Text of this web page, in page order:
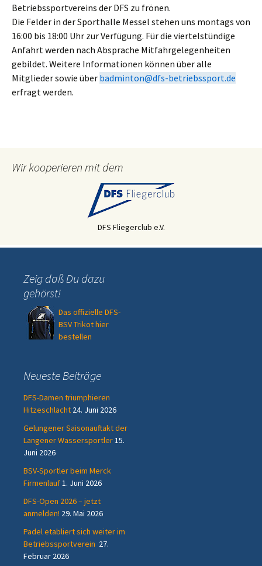
Betriebssportvereins der DFS zu frönen.
Die Felder in der Sporthalle Messel stehen uns montags von
16:00 bis 18:00 Uhr zur Verfügung. Für die viertelstündige
Anfahrt werden nach Absprache Mitfahrgelegenheiten
gebildet. Weitere Informationen können über alle
Mitglieder sowie über badminton@dfs-betriebssport.de
erfragt werden.
Wir kooperieren mit dem
DFS Fliegerclub e.V.
Zeig daß Du dazu
gehörst!
Das offizielle DFS-
BSV Trikot hier
bestellen
Neueste Beiträge
DFS-Damen triumphieren
Hitzeschlacht 24. Juni 2026
Gelungener Saisonauftakt der
Langener Wassersportler15.
Juni 2026
BSV-Sportler beim Merck
Firmenlauf1. Juni 2026
DFS-Open 2026 – jetzt
anmelden! 29. Mai 2026
Padel etabliert sich weiter im
Betriebssportverein 27.
Februar 2026